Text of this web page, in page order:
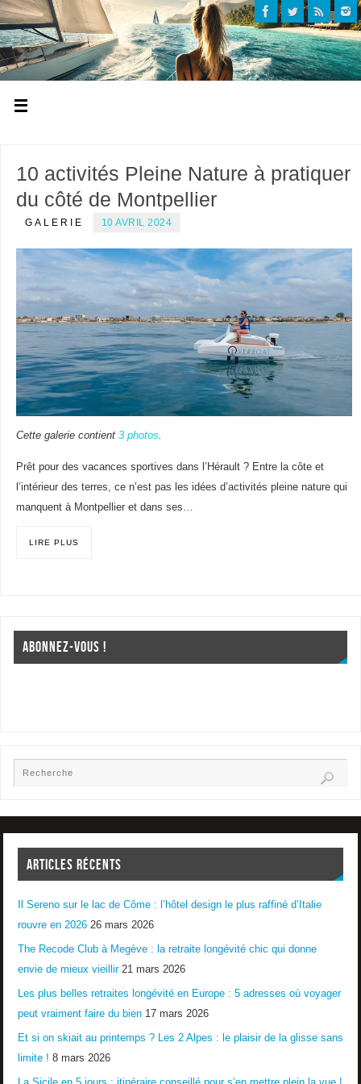
10 activités Pleine Nature à pratiquer
du côté de Montpellier
GALERIE 10 AVRIL 2024
Cette galerie contient 3 photos.
Prêt pour des vacances sportives dans l’Hérault ? Entre la côte et
l’intérieur des terres, ce n’est pas les idées d’activités pleine nature qui
manquent à Montpellier et dans ses…
LIRE PLUS
ABONNEZ-VOUS !
ARTICLES RÉCENTS
Il Sereno sur le lac de Côme : l’hôtel design le plus raffiné d’Italie
rouvre en 2026 26 mars 2026
The Recode Club à Megève : la retraite longévité chic qui donne
envie de mieux vieillir 21 mars 2026
Les plus belles retraites longévité en Europe : 5 adresses où voyager
peut vraiment faire du bien 17 mars 2026
Et si on skiait au printemps ? Les 2 Alpes : le plaisir de la glisse sans
limite ! 8 mars 2026